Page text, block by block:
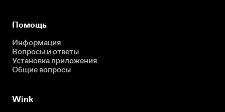
Помощь
Информация
Вопросы и ответы
Установка приложения
Общие вопросы
Wink